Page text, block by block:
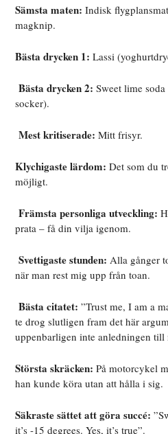
Sämsta maten: Indisk
magknip.
Bästa drycken 1: Lassi
Bästa drycken 2: Sweet lime
socker).
Mest kritiserade: Mitt frisyr.
Klychigaste lärdom: Det som du
möjligt.
Främsta personliga utveckling:
prata – få din vilja igenom.
Svettigaste stunden: Alla gånger
när man rest mig upp från toan.
Bästa citatet: ”Trust me, I am a
te drog slutligen fram det här
uppenbarligen inte anledningen till
Största skräcken: På motorcykel
han kunde köra utan att hålla i sig.
Säkraste sättet att göra succé:
it’s -15 degrees. Yes, it’s true”.